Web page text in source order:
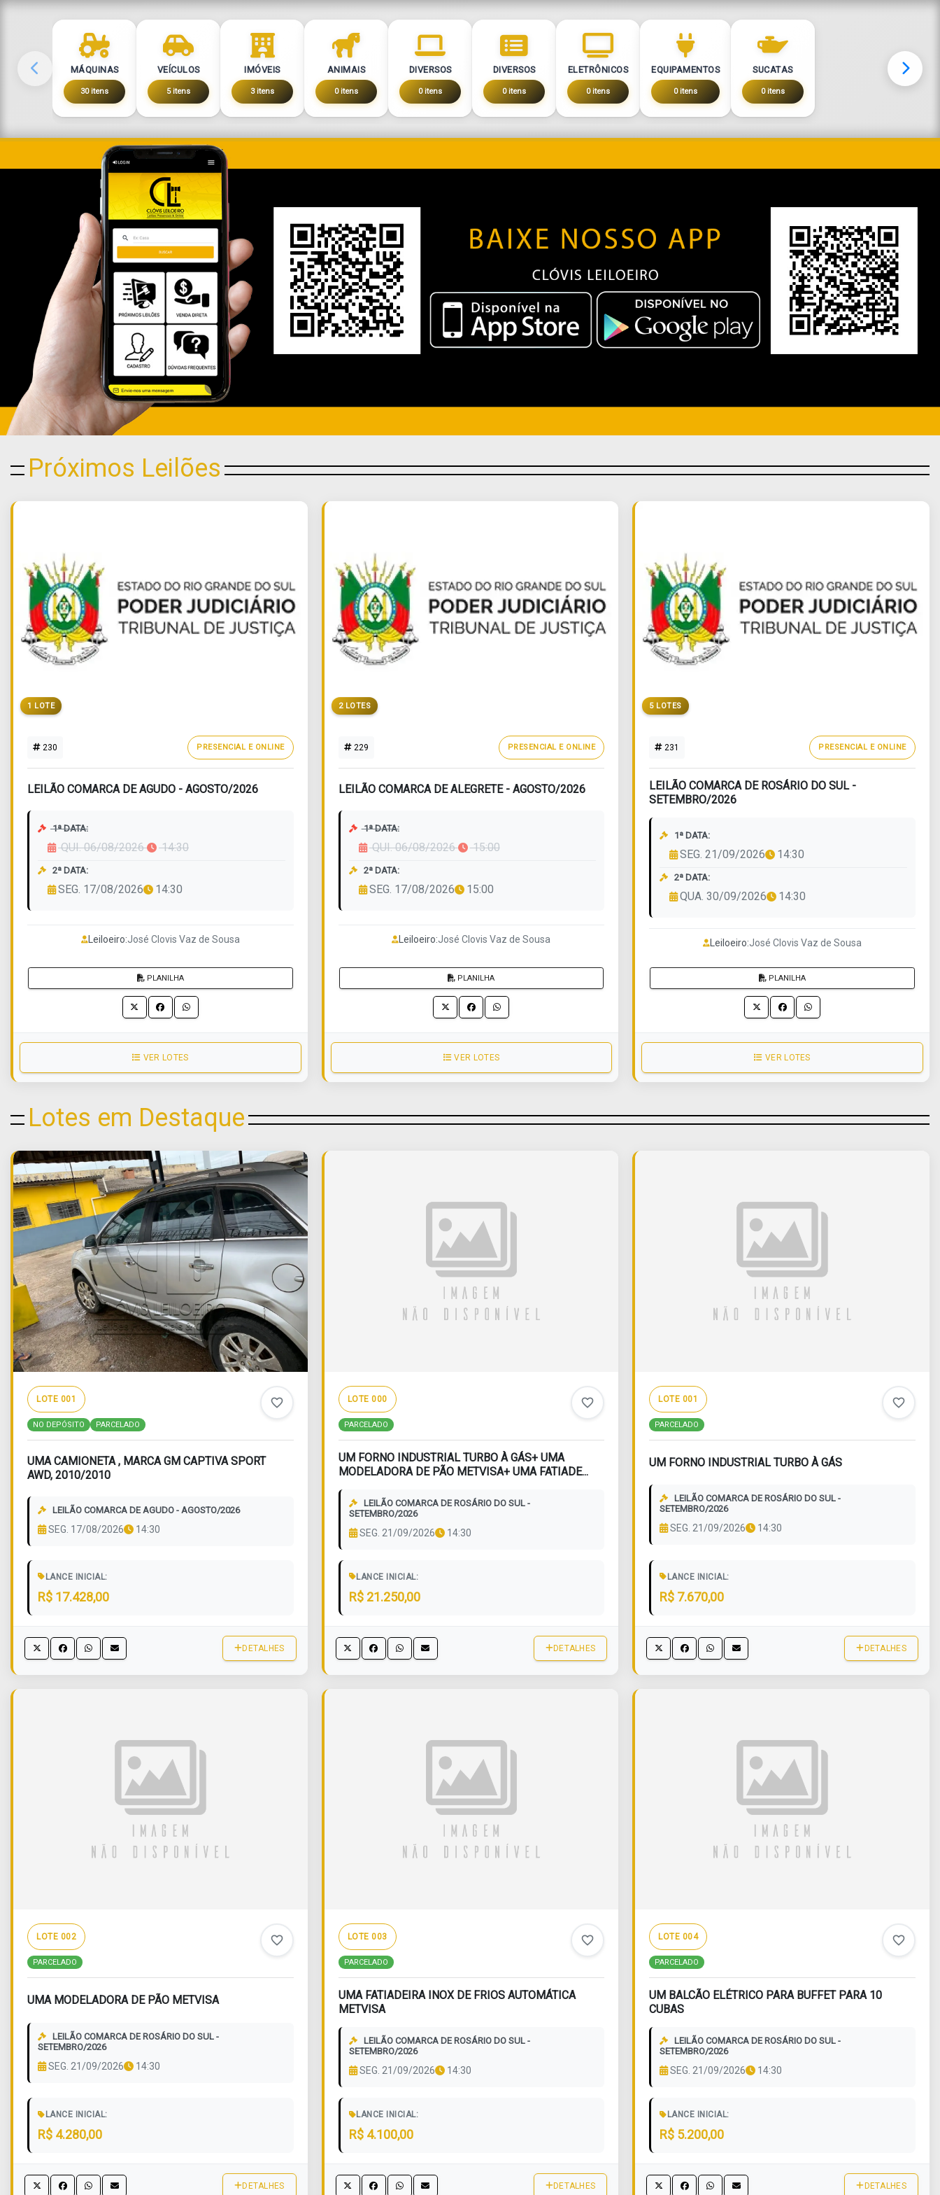
MÁQUINAS
30 itens
VEÍCULOS
5 itens
IMÓVEIS
3 itens
ANIMAIS
0 itens
DIVERSOS
0 itens
DIVERSOS
0 itens
ELETRÔNICOS
0 itens
EQUIPAMENTOS
0 itens
SUCATAS
0 itens
Próximos Leilões
1 LOTE
230 PRESENCIAL E ONLINE
LEILÃO COMARCA DE AGUDO - AGOSTO/2026
1ª DATA:
QUI. 06/08/2026 14:30
2ª DATA:
SEG. 17/08/2026 14:30
Leiloeiro:José Clovis Vaz de Sousa
PLANILHA
VER LOTES
2 LOTES
229 PRESENCIAL E ONLINE
LEILÃO COMARCA DE ALEGRETE - AGOSTO/2026
1ª DATA:
QUI. 06/08/2026 15:00
2ª DATA:
SEG. 17/08/2026 15:00
Leiloeiro:José Clovis Vaz de Sousa
PLANILHA
VER LOTES
5 LOTES
231 PRESENCIAL E ONLINE
LEILÃO COMARCA DE ROSÁRIO DO SUL -
SETEMBRO/2026
1ª DATA:
SEG. 21/09/2026 14:30
2ª DATA:
QUA. 30/09/2026 14:30
Leiloeiro:José Clovis Vaz de Sousa
PLANILHA
VER LOTES
Lotes em Destaque
LOTE 001
NO DEPÓSITO PARCELADO
favorite_border
UMA CAMIONETA , MARCA GM CAPTIVA SPORT
AWD, 2010/2010
LEILÃO COMARCA DE AGUDO - AGOSTO/2026
SEG. 17/08/2026 14:30
LANCE INICIAL:
R$ 17.428,00
DETALHES
LOTE 000
PARCELADO
favorite_border
UM FORNO INDUSTRIAL TURBO À GÁS+ UMA
MODELADORA DE PÃO METVISA+ UMA FATIADE...
LEILÃO COMARCA DE ROSÁRIO DO SUL -
SETEMBRO/2026
SEG. 21/09/2026 14:30
LANCE INICIAL:
R$ 21.250,00
DETALHES
LOTE 001
PARCELADO
favorite_border
UM FORNO INDUSTRIAL TURBO À GÁS
LEILÃO COMARCA DE ROSÁRIO DO SUL -
SETEMBRO/2026
SEG. 21/09/2026 14:30
LANCE INICIAL:
R$ 7.670,00
DETALHES
LOTE 002
PARCELADO
favorite_border
UMA MODELADORA DE PÃO METVISA
LEILÃO COMARCA DE ROSÁRIO DO SUL -
SETEMBRO/2026
SEG. 21/09/2026 14:30
LANCE INICIAL:
R$ 4.280,00
DETALHES
LOTE 003
PARCELADO
favorite_border
UMA FATIADEIRA INOX DE FRIOS AUTOMÁTICA
METVISA
LEILÃO COMARCA DE ROSÁRIO DO SUL -
SETEMBRO/2026
SEG. 21/09/2026 14:30
LANCE INICIAL:
R$ 4.100,00
DETALHES
LOTE 004
PARCELADO
favorite_border
UM BALCÃO ELÉTRICO PARA BUFFET PARA 10
CUBAS
LEILÃO COMARCA DE ROSÁRIO DO SUL -
SETEMBRO/2026
SEG. 21/09/2026 14:30
LANCE INICIAL:
R$ 5.200,00
DETALHES